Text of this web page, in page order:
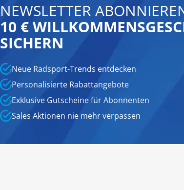
NEWSLETTER
10 €
SICHERN
Neue Radsport-Trends entdecken
Personalisierte Rabattangebote
Exklusive Gutscheine für Abonnenten
Sales Aktionen nie mehr verpassen